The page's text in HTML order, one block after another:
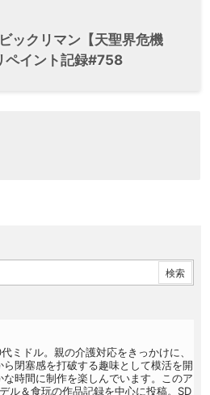
ックリマン【天聖界危機
ペイント記録#758
ミドル。親の介護対応をきっかけに、
閉塞感を打破する趣味として模活を開
な時間に制作を楽しんでいます。このア
ル＆食玩の作品記録を中心に投稿。SD